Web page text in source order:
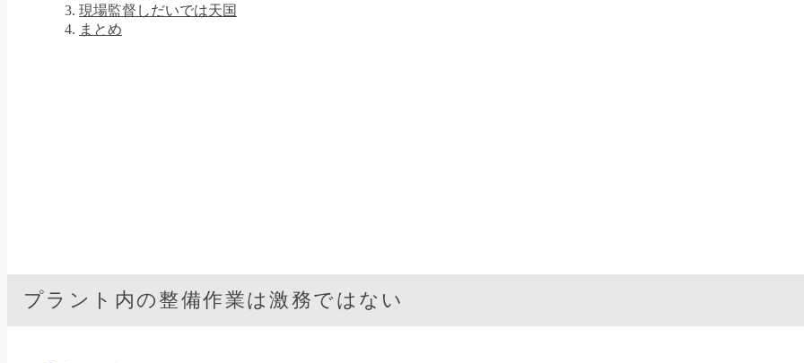
現場監督しだいでは天国
まとめ
プラント内の整備作業は激務ではない